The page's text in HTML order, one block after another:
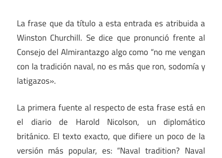
La frase que da título a esta entrada es atribuida a
Winston Churchill. Se dice que pronunció frente al
Consejo del Almirantazgo algo como “no me vengan
con la tradición naval, no es más que ron, sodomía y
latigazos».
La primera fuente al respecto de esta frase está en
el diario de Harold Nicolson, un diplomático
británico. El texto exacto, que difiere un poco de la
versión más popular, es: “Naval tradition? Naval